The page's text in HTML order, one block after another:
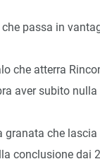
che passa in
che atterra
aver subito nulla
granata che
conclusione dai